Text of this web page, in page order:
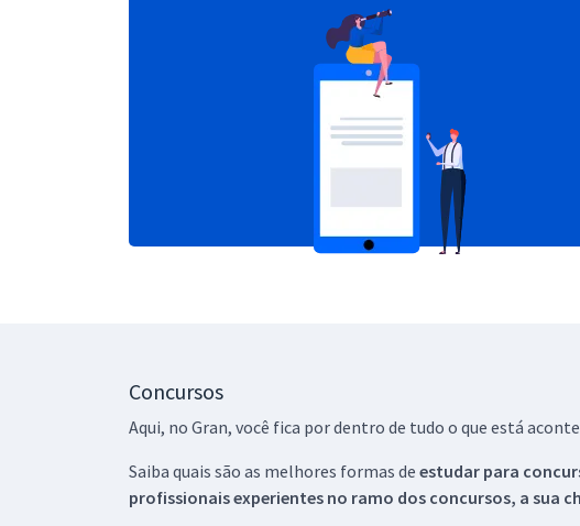
Concursos
Aqui, no Gran, você fica por dentro de tudo o que está
Saiba quais são as melhores formas de estudar para
profissionais experientes no ramo dos concursos, a sua